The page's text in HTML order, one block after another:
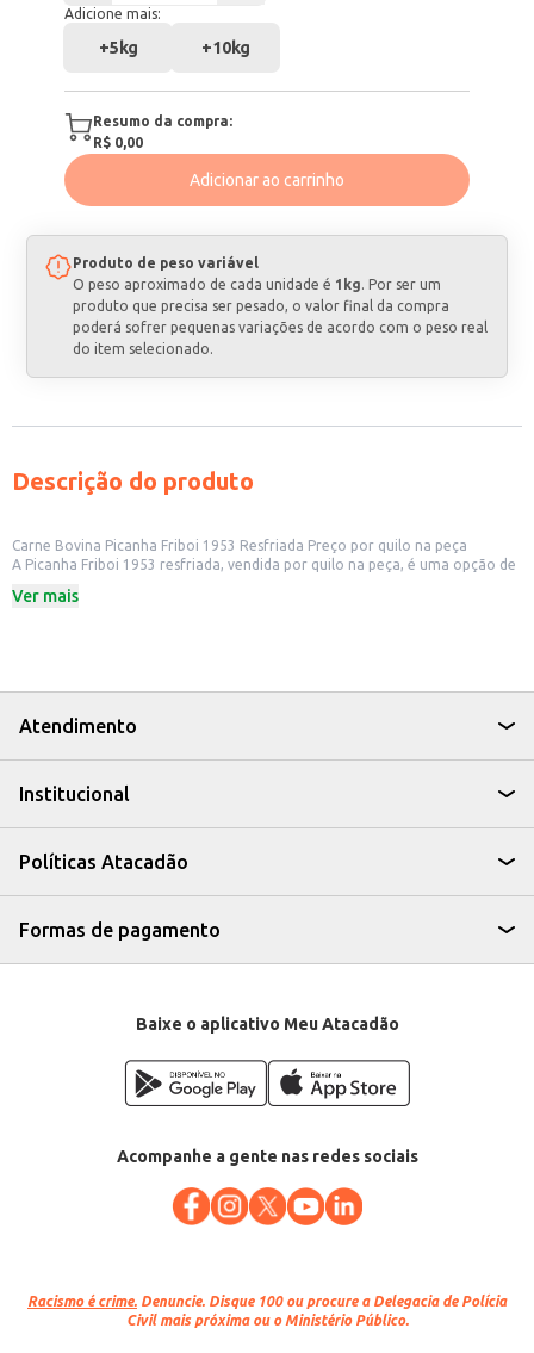
Adicione mais:
+5kg +10kg
Resumo da compra:
R$ 0,00
Adicionar ao carrinho
Produto de peso variável
O peso aproximado de cada unidade é 1kg. Por ser um
produto que precisa ser pesado, o valor final da compra
poderá sofrer pequenas variações de acordo com o peso real
do item selecionado.
Descrição do produto
Carne Bovina Picanha Friboi 1953 Resfriada Preço por quilo na peça
A Picanha Friboi 1953 resfriada, vendida por quilo na peça, é uma opção de
Sua apresentação em peça permite maior controle e flexibilidade no corte
Dicas de uso:
Ideal para restaurantes que oferecem cortes especiais em seus cardápios.
Perfeita para açougues que desejam oferecer um produto de qualidade
público exigente.
especiais de carne bovina.
A Carne Bovina Picanha Friboi 1953 resfriada, oferecida por quilo na peça,
proporciona praticidade e permite o aproveitamento total do corte,
clientes.
Departamento: Carnes, aves e peixes
Ver mais
Atendimento
Institucional
Políticas Atacadão
Formas de pagamento
Baixe o aplicativo Meu Atacadão
Acompanhe a gente nas redes sociais
Racismo é crime. Denuncie. Disque 100 ou procure a Delegacia de Polícia
Civil mais próxima ou o Ministério Público.